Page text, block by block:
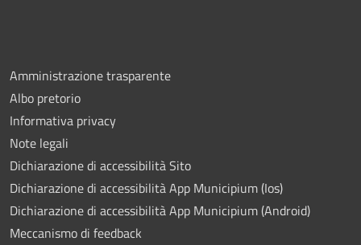
Amministrazione trasparente
Albo pretorio
Informativa privacy
Note legali
Dichiarazione di accessibilità Sito
Dichiarazione di accessibilità App Municipium (Ios)
Dichiarazione di accessibilità App Municipium (Android)
Meccanismo di feedback